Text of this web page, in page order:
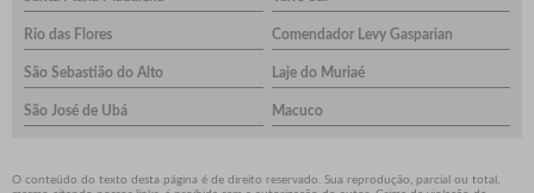
Rio das Flores Comendador Levy Gasparian
São Sebastião do Alto Laje do Muriaé
São José de Ubá Macuco
O conteúdo do texto desta página é de direito reservado. Sua reprodução, parcial ou total,